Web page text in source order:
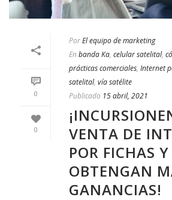
0
0
PorEl equipo de marketing
En banda Ka, celular satelital,
prácticas comerciales, Internet
satelital, vía satélite
Publicado 15 abril, 2021
VENTA DE
POR FICHAS Y
OBTENGAN
GANANCIAS!